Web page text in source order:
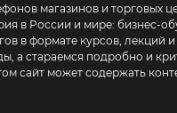
и торговых центров. BE IN OPEN – это
в России и мире: бизнес-
в формате курсов, лекций
а стараемся подробно и
сайт может содержать